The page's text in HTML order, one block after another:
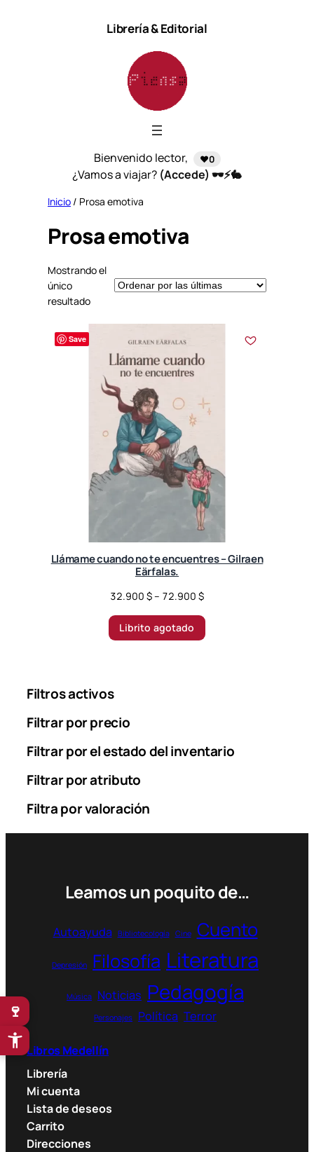
Librería & Editorial
Bienvenido lector, ❤️0
¿Vamos a viajar? (Accede) 🕶️⚡🐇
Inicio / Prosa emotiva
Prosa emotiva
Mostrando el
único
resultado
Save
Llámame cuando no te encuentres – Gilraen
Eärfalas.
32.900 $– 72.900 $P
c
:
t
o
g
7
2
Librito agotado
Filtros activos
Filtrar por precio
Filtrar por el estado del inventario
Filtrar por atributo
Filtra por valoración
Leamos un poquito de…
Autoayuda Bibliotecología Cine Cuento
Depresión Filosofía Literatura
Música Noticias Pedagogía
Personajes Política Terror
Libros Medellín
Librería
Mi cuenta
Lista de deseos
Carrito
Direcciones
🍷